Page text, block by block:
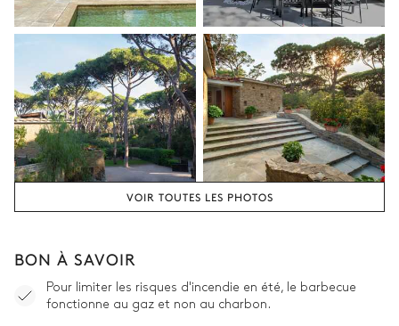
VOIR TOUTES LES PHOTOS
BON À SAVOIR
Pour limiter les risques d'incendie en été, le barbecue
fonctionne au gaz et non au charbon.